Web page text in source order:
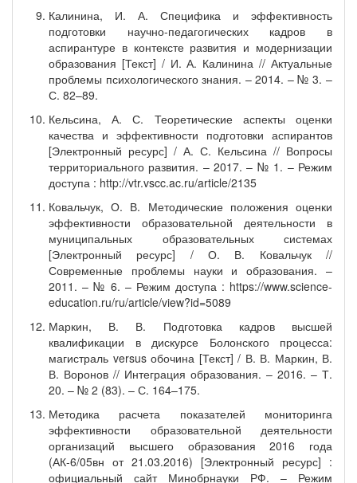
Калинина, И. А. Специфика и эффективность
подготовки научно-педагогических кадров в
аспирантуре в контексте развития и модернизации
образования [Текст] / И. А. Калинина // Актуальные
проблемы психологического знания. – 2014. – № 3. –
С. 82–89.
Кельсина, А. С. Теоретические аспекты оценки
качества и эффективности подготовки аспирантов
[Электронный ресурс] / А. С. Кельсина // Вопросы
территориального развития. – 2017. – № 1. – Режим
доступа : http://vtr.vscc.ac.ru/article/2135
Ковальчук, О. В. Методические положения оценки
эффективности образовательной деятельности в
муниципальных образовательных системах
[Электронный ресурс] / О. В. Ковальчук //
Современные проблемы науки и образования. –
2011. – № 6. – Режим доступа : https://www.science-
education.ru/ru/article/view?id=5089
Маркин, В. В. Подготовка кадров высшей
квалификации в дискурсе Болонского процесса:
магистраль versus обочина [Текст] / В. В. Маркин, В.
В. Воронов // Интеграция образования. – 2016. – Т.
20. – № 2 (83). – С. 164–175.
Методика расчета показателей мониторинга
эффективности образовательной деятельности
организаций высшего образования 2016 года
(АК-6/05вн от 21.03.2016) [Электронный ресурс] :
официальный сайт Минобрнауки РФ. – Режим